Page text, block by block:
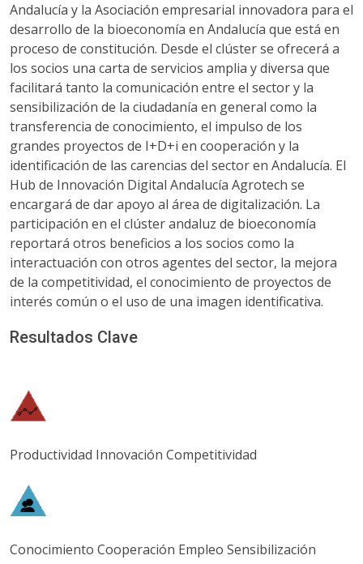
Andalucía y la Asociación empresarial innovadora para el
desarrollo de la bioeconomía en Andalucía que está en
proceso de constitución. Desde el clúster se ofrecerá a
los socios una carta de servicios amplia y diversa que
facilitará tanto la comunicación entre el sector y la
sensibilización de la ciudadanía en general como la
transferencia de conocimiento, el impulso de los
grandes proyectos de I+D+i en cooperación y la
identificación de las carencias del sector en Andalucía. El
Hub de Innovación Digital Andalucía Agrotech se
encargará de dar apoyo al área de digitalización. La
participación en el clúster andaluz de bioeconomía
reportará otros beneficios a los socios como la
interactuación con otros agentes del sector, la mejora
de la competitividad, el conocimiento de proyectos de
interés común o el uso de una imagen identificativa.
Resultados Clave
Productividad Innovación Competitividad
Conocimiento Cooperación Empleo Sensibilización